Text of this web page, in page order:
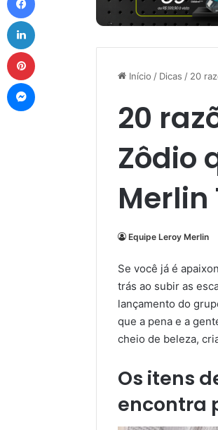
Início / Dicas / 20
20
Zôdio
Merlin
Equipe Leroy Merlin
Se você já é
trás ao subir as
lançamento do
que a pena e a
cheio de beleza,
Os itens
encontra